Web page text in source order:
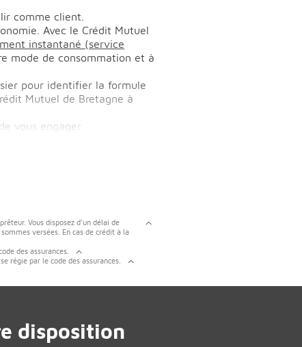
comme client.
Avec le Crédit Mutuel
instantané (service
mode de consommation et à
pour identifier la formule
Mutuel de Bretagne à
vous engager.
Vous disposez d’un délai de
versées. En cas de crédit à la
des assurances.
régie par le code des assurances.
disposition